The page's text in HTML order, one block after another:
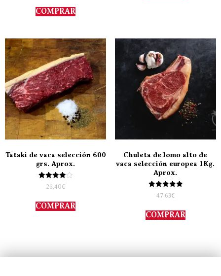
de 5
COMPRAR
Tataki de vaca selección 600
grs. Aprox.
Valorado
con
de 5
26,40€
COMPRAR
Chuleta de lomo alto de
vaca selección europea 1Kg.
Aprox.
Valorado
con
de 5
47,63€
COMPRAR